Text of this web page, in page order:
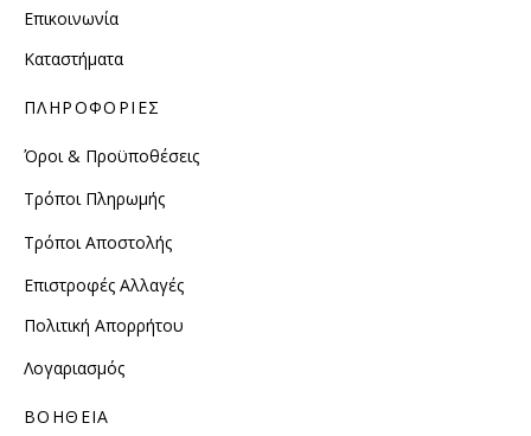
Επικοινωνία
Καταστήματα
ΠΛΗΡΟΦΟΡΙΕΣ
Όροι & Προϋποθέσεις
Τρόποι Πληρωμής
Τρόποι Αποστολής
Επιστροφές Αλλαγές
Πολιτική Απορρήτου
Λογαριασμός
ΒΟΗΘΕΙΑ